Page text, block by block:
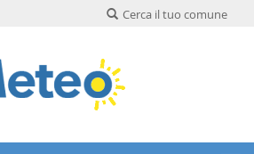
Cerca il tuo comune